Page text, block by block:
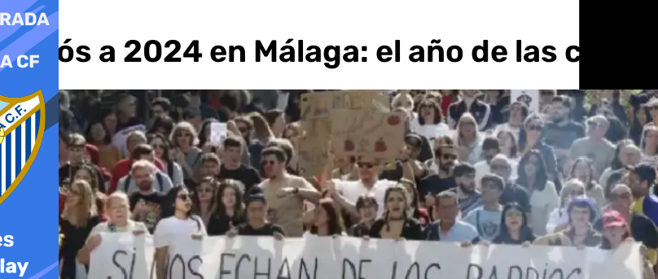
Adiós a 2024 en Málaga: el año de las